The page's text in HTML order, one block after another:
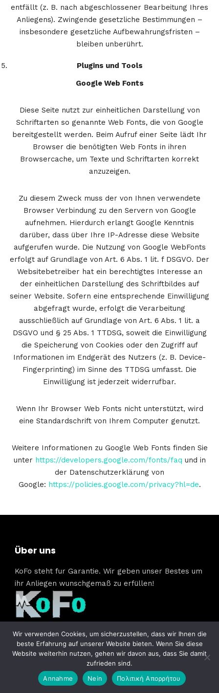
entfällt (z. B. nach abgeschlossener Bearbeitung Ihres
Anliegens). Zwingende gesetzliche Bestimmungen –
insbesondere gesetzliche Aufbewahrungsfristen –
bleiben unberührt.
Plugins und Tools
Google Web Fonts
Diese Seite nutzt zur einheitlichen Darstellung von
Schriftarten so genannte Web Fonts, die von Google
bereitgestellt werden. Beim Aufruf einer Seite lädt Ihr
Browser die benötigten Web Fonts in ihren
Browsercache, um Texte und Schriftarten korrekt
anzuzeigen.
Zu diesem Zweck muss der von Ihnen verwendete
Browser Verbindung zu den Servern von Google
aufnehmen. Hierdurch erlangt Google Kenntnis
darüber, dass über Ihre IP-Adresse diese Website
aufgerufen wurde. Die Nutzung von Google WebFonts
erfolgt auf Grundlage von Art. 6 Abs. 1 lit. f DSGVO. Der
Websitebetreiber hat ein berechtigtes Interesse an
der einheitlichen Darstellung des Schriftbildes auf
seiner Website. Sofern eine entsprechende Einwilligung
abgefragt wurde, erfolgt die Verarbeitung
ausschließlich auf Grundlage von Art. 6 Abs. 1 lit. a
DSGVO und § 25 Abs. 1 TTDSG, soweit die Einwilligung
die Speicherung von Cookies oder den Zugriff auf
Informationen im Endgerät des Nutzers (z. B. Device-
Fingerprinting) im Sinne des TTDSG umfasst. Die
Einwilligung ist jederzeit widerrufbar.
Wenn Ihr Browser Web Fonts nicht unterstützt, wird
eine Standardschrift von Ihrem Computer genutzt.
Weitere Informationen zu Google Web Fonts finden Sie
unter https://developers.google.com/fonts/faq und in
der Datenschutzerklärung von
Google: https://policies.google.com/privacy?hl=de.
Über uns
KoFo steht fur Garantie. Wir geben unser Bestes um
ihr Anliegen wunschgemaß zu erfüllen!
Kontakt
+30 6932527558
Wir verwenden Cookies, um sicherzustellen, dass wir Ihnen die
beste Erfahrung auf unserer Website bieten. Wenn Sie diese
Website weiterhin nutzen, gehen wir davon aus, dass Sie damit
zufrieden sind.
Annahme
Nein Πολιτική Απορρήτου